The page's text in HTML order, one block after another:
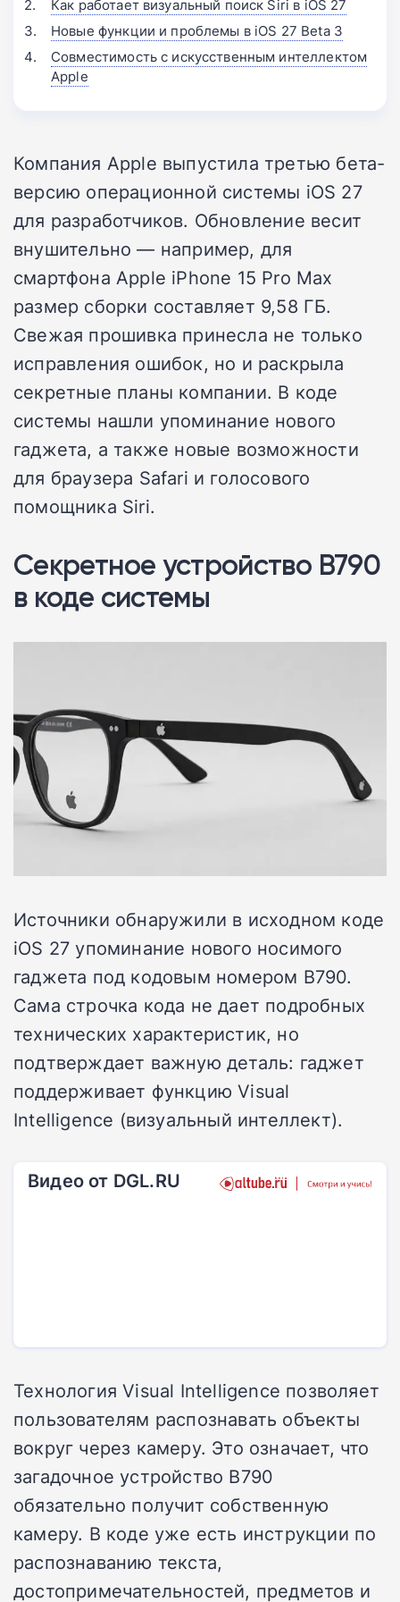
Как работает визуальный поиск Siri в iOS 27
Новые функции и проблемы в iOS 27 Beta 3
Совместимость с искусственным интеллектом
Apple
Компания Apple выпустила третью бета-
версию операционной системы iOS 27
для разработчиков. Обновление весит
внушительно — например, для
смартфона Apple iPhone 15 Pro Max
размер сборки составляет 9,58 ГБ.
Свежая прошивка принесла не только
исправления ошибок, но и раскрыла
секретные планы компании. В коде
системы нашли упоминание нового
гаджета, а также новые возможности
для браузера Safari и голосового
помощника Siri.
Секретное устройство B790
в коде системы
Источники обнаружили в исходном коде
iOS 27 упоминание нового носимого
гаджета под кодовым номером B790.
Сама строчка кода не дает подробных
технических характеристик, но
подтверждает важную деталь: гаджет
поддерживает функцию Visual
Intelligence (визуальный интеллект).
Видео от DGL.RU
Технология Visual Intelligence позволяет
пользователям распознавать объекты
вокруг через камеру. Это означает, что
загадочное устройство B790
обязательно получит собственную
камеру. В коде уже есть инструкции по
распознаванию текста,
достопримечательностей, предметов и